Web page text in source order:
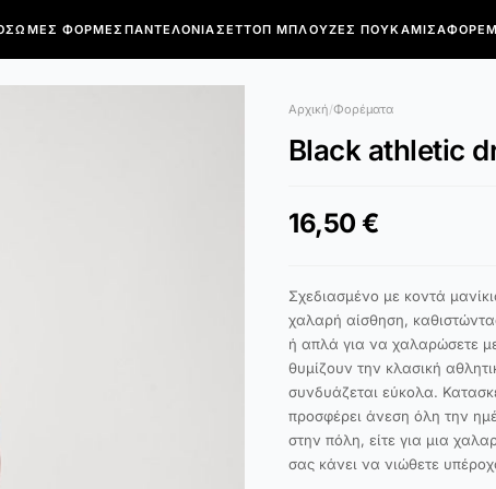
ΦΌΡΜΕΣ ΠΑΝΤΕΛΌΝΙΑΣΕΤΤΟΠ ΜΠΛΟΎΖΕΣ ΠΟΥΚΆΜΙΣΑ
Αρχική/Φορέματα
Black athletic
16,50 €
Σχεδιασμένο με κοντά
χαλαρή αίσθηση,
ή απλά για να χαλαρώσετε
θυμίζουν την κλασική
συνδυάζεται εύκολα.
προσφέρει άνεση όλη την
στην πόλη, είτε για μια
σας κάνει να νιώθετε